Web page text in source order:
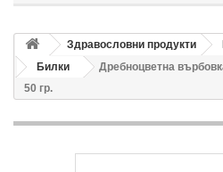
Здравословни продукти
Билки
Дребноцветна
50 гр.